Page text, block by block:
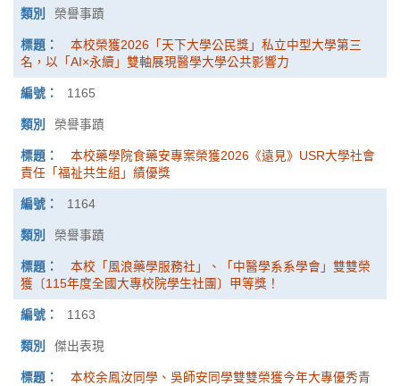
榮譽事蹟
本校榮獲2026「天下大學公民獎」私立中型大學第三
名，以「AI×永續」雙軸展現醫學大學公共影響力
1165
榮譽事蹟
本校藥學院食藥安專案榮獲2026《遠見》USR大學社會
責任「福祉共生組」績優獎
1164
榮譽事蹟
本校「風浪藥學服務社」、「中醫學系系學會」雙雙榮
獲〔115年度全國大專校院學生社團〕甲等獎！
1163
傑出表現
本校余鳳汝同學、吳師安同學雙雙榮獲今年大專優秀青